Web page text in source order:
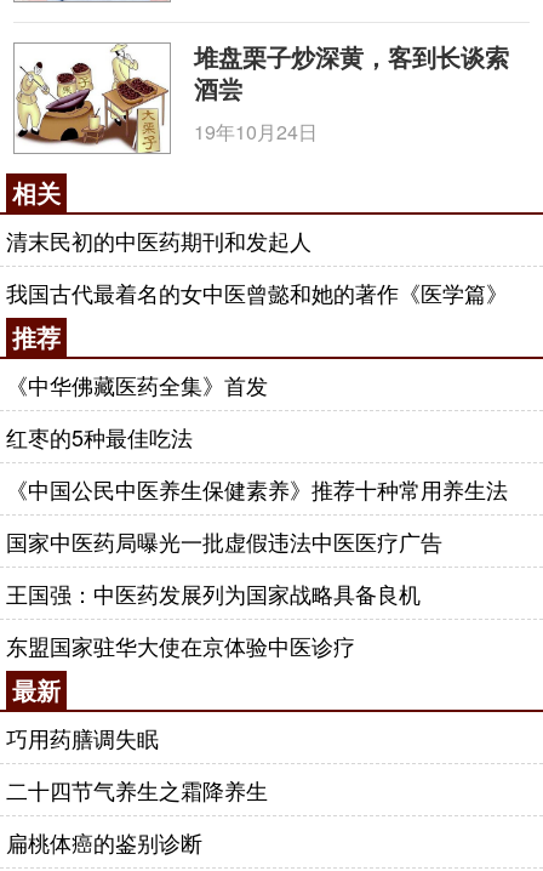
堆盘栗子炒深黄，客到长谈索
酒尝
19年10月24日
相关
清末民初的中医药期刊和发起人
我国古代最着名的女中医曾懿和她的著作《医学篇》
推荐
《中华佛藏医药全集》首发
红枣的5种最佳吃法
《中国公民中医养生保健素养》推荐十种常用养生法
国家中医药局曝光一批虚假违法中医医疗广告
王国强：中医药发展列为国家战略具备良机
东盟国家驻华大使在京体验中医诊疗
最新
巧用药膳调失眠
二十四节气养生之霜降养生
扁桃体癌的鉴别诊断